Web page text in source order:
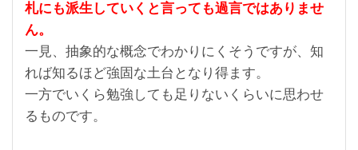
札にも派生していくと言っても過言ではありませ
ん。
一見、抽象的な概念でわかりにくそうですが、知
れば知るほど強固な土台となり得ます。
一方でいくら勉強しても足りないくらいに思わせ
るものです。